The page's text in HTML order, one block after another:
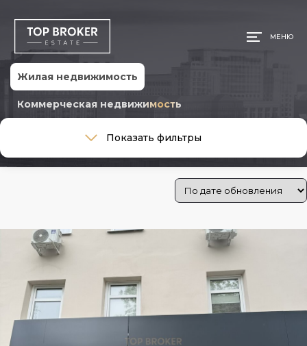
МЕНЮ
Жилая недвижимость
Коммерческая недвижимость
Тип сделки
Общая площадь, м
Ремонт
Ремонт
Показать фильтры